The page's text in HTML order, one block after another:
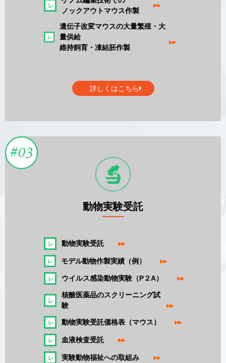
ノックアウトマウス作製
▸▸
遺伝子改変マウスの大量繁殖・大
量供給
維持飼育・凍結胚作製
▸▸
詳しくはこちら
動物実験受託
動物実験受託▸▸
モデル動物作製実績（例） ▸▸
ウイルス感染動物実験（P２A） ▸▸
核酸医薬品のスクリーニング試
験
▸▸
動物実験受託価格表（マウス） ▸▸
血液検査受託▸▸
実験動物福祉への取組み▸▸